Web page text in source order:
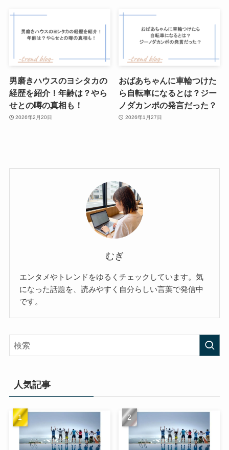
男磨きハウスのヨシタカの
経歴を紹介！年齢は？やら
せとの噂の真相も！
2026年2月20日
おばあちゃんに車輪つけた
ら自転車になるとは？ジー
ノダカンポの発言だった？
2026年1月27日
むぎ
エンタメやトレンドをゆるくチェックしています。気
になった話題を、読みやすく自分らしい言葉で発信中
です。
人気記事